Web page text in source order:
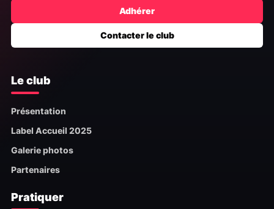
Adhérer
Contacter le club
Le club
Présentation
Label Accueil 2025
Galerie photos
Partenaires
Pratiquer